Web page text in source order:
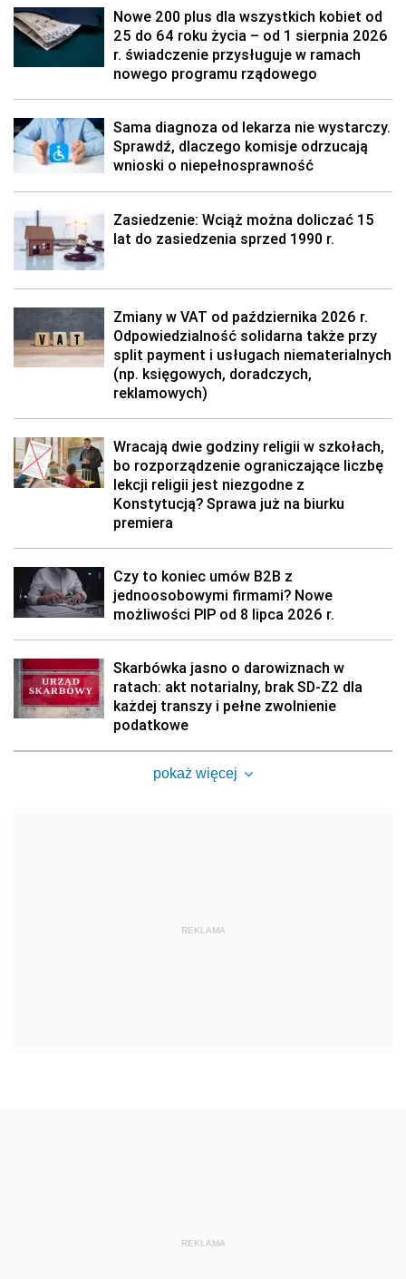
Nowe 200 plus dla wszystkich kobiet od
25 do 64 roku życia – od 1 sierpnia 2026
r. świadczenie przysługuje w ramach
nowego programu rządowego
Sama diagnoza od lekarza nie wystarczy.
Sprawdź, dlaczego komisje odrzucają
wnioski o niepełnosprawność
Zasiedzenie: Wciąż można doliczać 15
lat do zasiedzenia sprzed 1990 r.
Zmiany w VAT od października 2026 r.
Odpowiedzialność solidarna także przy
split payment i usługach niematerialnych
(np. księgowych, doradczych,
reklamowych)
Wracają dwie godziny religii w szkołach,
bo rozporządzenie ograniczające liczbę
lekcji religii jest niezgodne z
Konstytucją? Sprawa już na biurku
premiera
Czy to koniec umów B2B z
jednoosobowymi firmami? Nowe
możliwości PIP od 8 lipca 2026 r.
Skarbówka jasno o darowiznach w
ratach: akt notarialny, brak SD-Z2 dla
każdej transzy i pełne zwolnienie
podatkowe
pokaż więcej
REKLAMA
REKLAMA